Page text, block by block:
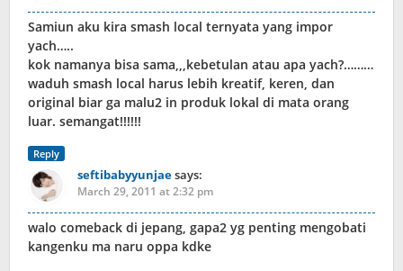
Samiun aku kira smash local ternyata yang impor
yach…..
kok namanya bisa sama,,,kebetulan atau apa yach?………
waduh smash local harus lebih kreatif, keren, dan
original biar ga malu2 in produk lokal di mata orang
luar. semangat!!!!!!
Reply
seftibabyyunjaesays:
March 29, 2011 at 2:32 pm
walo comeback di jepang, gapa2 yg penting mengobati
kangenku ma naru oppa kdke